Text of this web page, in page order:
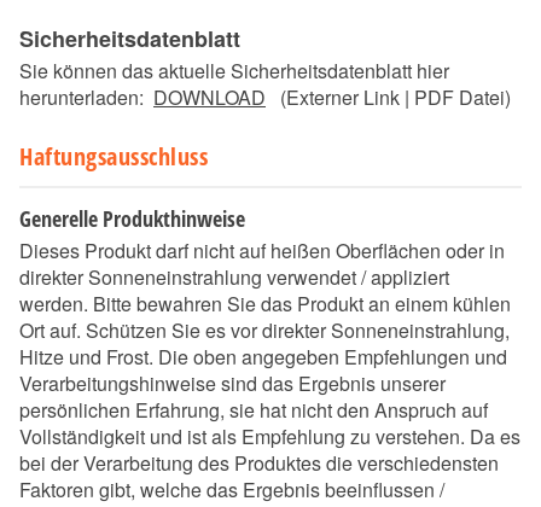
Sicherheitsdatenblatt
Sie können das aktuelle Sicherheitsdatenblatt hier
herunterladen: DOWNLOAD (Externer Link | PDF Datei)
Haftungsausschluss
Generelle Produkthinweise
Dieses Produkt darf nicht auf heißen Oberflächen oder in
direkter Sonneneinstrahlung verwendet / appliziert
werden. Bitte bewahren Sie das Produkt an einem kühlen
Ort auf. Schützen Sie es vor direkter Sonneneinstrahlung,
Hitze und Frost. Die oben angegeben Empfehlungen und
Verarbeitungshinweise sind das Ergebnis unserer
persönlichen Erfahrung, sie hat nicht den Anspruch auf
Vollständigkeit und ist als Empfehlung zu verstehen. Da es
bei der Verarbeitung des Produktes die verschiedensten
Faktoren gibt, welche das Ergebnis beeinflussen /